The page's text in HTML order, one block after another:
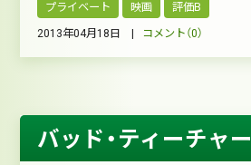
プライベート 映画 評価B
2013年04月18日 | コメント（0）
バッド・ティーチャー